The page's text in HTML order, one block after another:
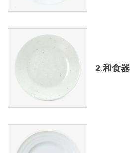
2.和食器